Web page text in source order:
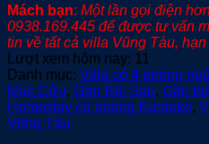
Mách bạn: Một lần gọi điện
0938.169.445 để được tư vấn
tin về tất cả villa Vũng Tàu,
Lượt xem hôm nay: 11
Danh mục: Villa có 4 phòng
Mạc Cửu, Gần Bãi Sau, Gần
Homestay có phòng Karaoke,
Vũng Tàu